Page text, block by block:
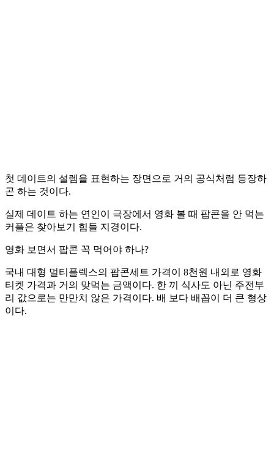
첫 데이트의 설렘을 표현하는 장면으로 거의 공식처럼 등장하
곤 하는 것이다.
실제 데이트 하는 연인이 극장에서 영화 볼 때 팝콘을 안 먹는
커플은 찾아보기 힘들 지경이다.
영화 보면서 팝콘 꼭 먹어야 하나?
국내 대형 멀티플렉스의 팝콘세트 가격이 8천원 내외로 영화
티켓 가격과 거의 맞먹는 금액이다. 한 끼 식사도 아닌 주전부
리 값으로는 만만치 않은 가격이다. 배 보다 배꼽이 더 큰 형상
이다.